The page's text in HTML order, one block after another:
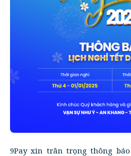
9Pay xin trân trọng thông